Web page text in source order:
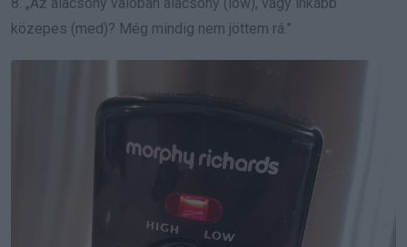
közepes (med)? Még mindig nem jöttem rá.”